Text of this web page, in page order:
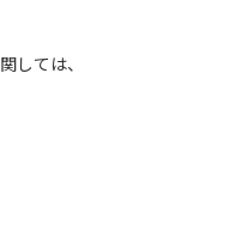
しては、